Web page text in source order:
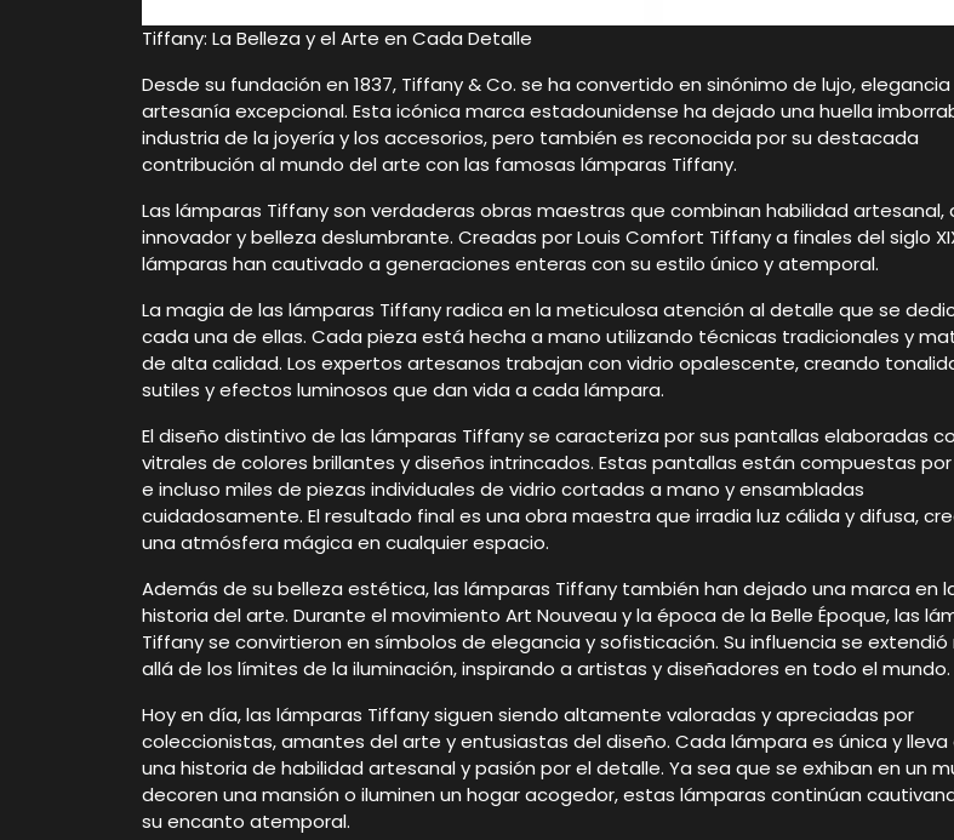
Tiffany: La Belleza y el Arte en Cada Detalle
Desde su fundación en 1837, Tiffany & Co. se ha convertido en sinónimo de lujo, elegancia
artesanía excepcional. Esta icónica marca estadounidense ha dejado una huella
industria de la joyería y los accesorios, pero también es reconocida por su destacada
contribución al mundo del arte con las famosas lámparas Tiffany.
Las lámparas Tiffany son verdaderas obras maestras que combinan habilidad artesanal,
innovador y belleza deslumbrante. Creadas por Louis Comfort Tiffany a finales del siglo
lámparas han cautivado a generaciones enteras con su estilo único y atemporal.
La magia de las lámparas Tiffany radica en la meticulosa atención al detalle que se
cada una de ellas. Cada pieza está hecha a mano utilizando técnicas tradicionales y
de alta calidad. Los expertos artesanos trabajan con vidrio opalescente, creando
sutiles y efectos luminosos que dan vida a cada lámpara.
El diseño distintivo de las lámparas Tiffany se caracteriza por sus pantallas elaboradas
vitrales de colores brillantes y diseños intrincados. Estas pantallas están compuestas
e incluso miles de piezas individuales de vidrio cortadas a mano y ensambladas
cuidadosamente. El resultado final es una obra maestra que irradia luz cálida y difusa,
una atmósfera mágica en cualquier espacio.
Además de su belleza estética, las lámparas Tiffany también han dejado una marca en
historia del arte. Durante el movimiento Art Nouveau y la época de la Belle Époque, las
Tiffany se convirtieron en símbolos de elegancia y sofisticación. Su influencia se extendió
allá de los límites de la iluminación, inspirando a artistas y diseñadores en todo el mundo.
Hoy en día, las lámparas Tiffany siguen siendo altamente valoradas y apreciadas por
coleccionistas, amantes del arte y entusiastas del diseño. Cada lámpara es única y lleva
una historia de habilidad artesanal y pasión por el detalle. Ya sea que se exhiban en un
decoren una mansión o iluminen un hogar acogedor, estas lámparas continúan
su encanto atemporal.